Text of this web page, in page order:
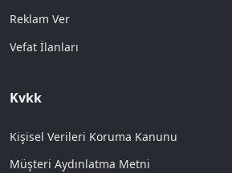
Reklam Ver
Vefat İlanları
Kvkk
Kişisel Verileri Koruma Kanunu
Müşteri Aydınlatma Metni